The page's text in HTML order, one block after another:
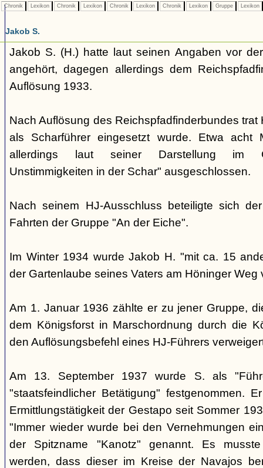
Chronik Lexikon Chronik Lexikon Chronik Lexikon Chronik Lexikon Gruppe Lexikon
Jakob S.
Jakob S. (H.) hatte laut seinen Angaben vor
angehört, dagegen allerdings dem
Auflösung 1933.
Nach Auflösung des Reichspfadfinderbundes trat
als Scharführer eingesetzt wurde. Etwa acht
allerdings laut seiner Darstellung im
Unstimmigkeiten in der Schar" ausgeschlossen.
Nach seinem HJ-Ausschluss beteiligte sich
Fahrten der Gruppe "An der Eiche".
Im Winter 1934 wurde Jakob H. "mit ca. 15
der Gartenlaube seines Vaters am Höninger Weg
Am 1. Januar 1936 zählte er zu jener Gruppe,
dem Königsforst in Marschordnung durch die
den Auflösungsbefehl eines HJ-Führers
Am 13. September 1937 wurde S. als
"staatsfeindlicher Betätigung" festgenommen.
Ermittlungstätigkeit der Gestapo seit Sommer
"Immer wieder wurde bei den Vernehmungen
der Spitzname "Kanotz" genannt. Es
werden, dass dieser im Kreise der Navajos